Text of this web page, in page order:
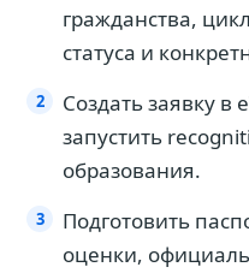
гражданства,
статуса и
Создать заявку в
запустить
образования.
Подготовить
оценки,